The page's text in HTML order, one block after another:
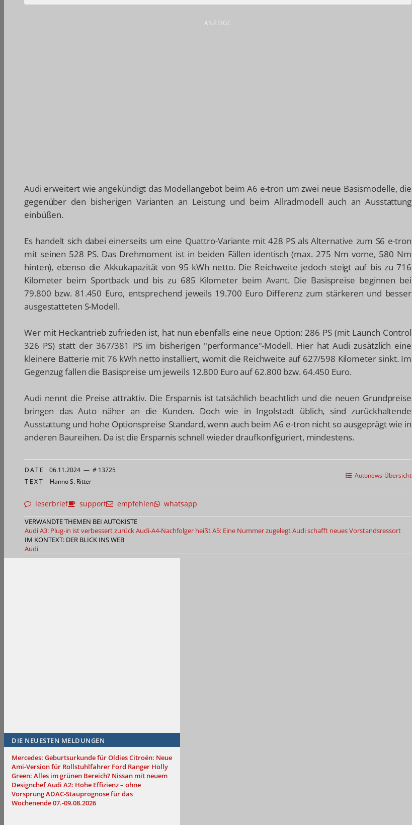
ANZEIGE
Audi erweitert wie angekündigt das Modellangebot beim A6 e-tron um zwei neue Basismodelle, die
gegenüber den bisherigen Varianten an Leistung und beim Allradmodell auch an Ausstattung
einbüßen.
Es handelt sich dabei einerseits um eine Quattro-Variante mit 428 PS als Alternative zum S6 e-tron
mit seinen 528 PS. Das Drehmoment ist in beiden Fällen identisch (max. 275 Nm vorne, 580 Nm
hinten), ebenso die Akkukapazität von 95 kWh netto. Die Reichweite jedoch steigt auf bis zu 716
Kilometer beim Sportback und bis zu 685 Kilometer beim Avant. Die Basispreise beginnen bei
79.800 bzw. 81.450 Euro, entsprechend jeweils 19.700 Euro Differenz zum stärkeren und besser
ausgestatteten S-Modell.
Wer mit Heckantrieb zufrieden ist, hat nun ebenfalls eine neue Option: 286 PS (mit Launch Control
326 PS) statt der 367/381 PS im bisherigen "performance"-Modell. Hier hat Audi zusätzlich eine
kleinere Batterie mit 76 kWh netto installiert, womit die Reichweite auf 627/598 Kilometer sinkt. Im
Gegenzug fallen die Basispreise um jeweils 12.800 Euro auf 62.800 bzw. 64.450 Euro.
Audi nennt die Preise attraktiv. Die Ersparnis ist tatsächlich beachtlich und die neuen Grundpreise
bringen das Auto näher an die Kunden. Doch wie in Ingolstadt üblich, sind zurückhaltende
Ausstattung und hohe Optionspreise Standard, wenn auch beim A6 e-tron nicht so ausgeprägt wie in
anderen Baureihen. Da ist die Ersparnis schnell wieder draufkonfiguriert, mindestens.
Autonews-Übersicht
DATE 06.11.2024 — # 13725
TEXT Hanno S. Ritter
leserbrief support empfehlen whatsapp
VERWANDTE THEMEN BEI AUTOKISTE
Audi A3: Plug-in ist verbessert zurückAudi-A4-Nachfolger heißt A5: Eine Nummer zugelegtAudi schafft neues Vorstandsressort
IM KONTEXT: DER BLICK INS WEB
Audi
DIE NEUESTEN MELDUNGEN
Mercedes: Geburtsurkunde für OldiesCitroën: Neue
Ami-Version für Rollstuhlfahrer Ford Ranger Holly
Green: Alles im grünen Bereich? Nissan mit neuem
DesignchefAudi A2: Hohe Effizienz – ohne
VorsprungADAC-Stauprognose für das
Wochenende 07.-09.08.2026